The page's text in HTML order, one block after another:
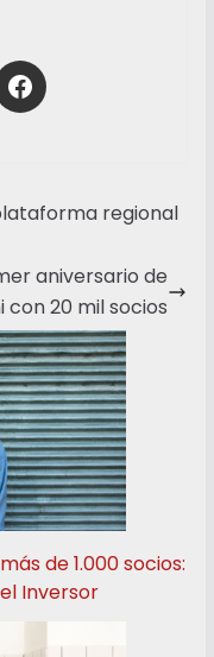
regional
aniversario de
con 20 mil socios
de 1.000 socios:
Inversor